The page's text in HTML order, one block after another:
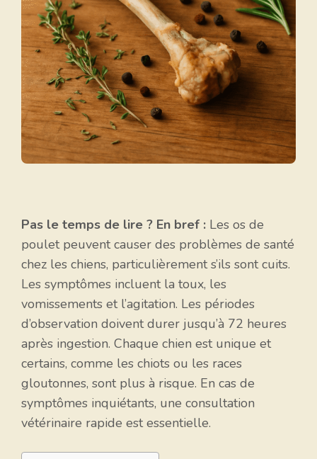
Pas le temps de lire ? En bref : Les os de
poulet peuvent causer des problèmes de santé
chez les chiens, particulièrement s’ils sont cuits.
Les symptômes incluent la toux, les
vomissements et l’agitation. Les périodes
d’observation doivent durer jusqu’à 72 heures
après ingestion. Chaque chien est unique et
certains, comme les chiots ou les races
gloutonnes, sont plus à risque. En cas de
symptômes inquiétants, une consultation
vétérinaire rapide est essentielle.